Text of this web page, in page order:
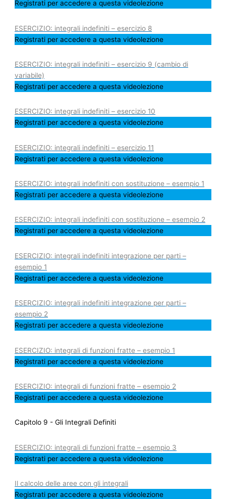
Registrati per accedere a questa videolezione
ESERCIZIO: integrali indefiniti – esercizio 8
Registrati per accedere a questa videolezione
ESERCIZIO: integrali indefiniti – esercizio 9 (cambio di
variabile)
Registrati per accedere a questa videolezione
ESERCIZIO: integrali indefiniti – esercizio 10
Registrati per accedere a questa videolezione
ESERCIZIO: integrali indefiniti – esercizio 11
Registrati per accedere a questa videolezione
ESERCIZIO: integrali indefiniti con sostituzione – esempio 1
Registrati per accedere a questa videolezione
ESERCIZIO: integrali indefiniti con sostituzione – esempio 2
Registrati per accedere a questa videolezione
ESERCIZIO: integrali indefiniti integrazione per parti –
esempio 1
Registrati per accedere a questa videolezione
ESERCIZIO: integrali indefiniti integrazione per parti –
esempio 2
Registrati per accedere a questa videolezione
ESERCIZIO: integrali di funzioni fratte – esempio 1
Registrati per accedere a questa videolezione
ESERCIZIO: integrali di funzioni fratte – esempio 2
Registrati per accedere a questa videolezione
Capitolo 9 - Gli Integrali Definiti
ESERCIZIO: integrali di funzioni fratte – esempio 3
Registrati per accedere a questa videolezione
Il calcolo delle aree con gli integrali
Registrati per accedere a questa videolezione